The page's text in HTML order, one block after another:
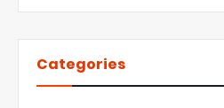
Categories